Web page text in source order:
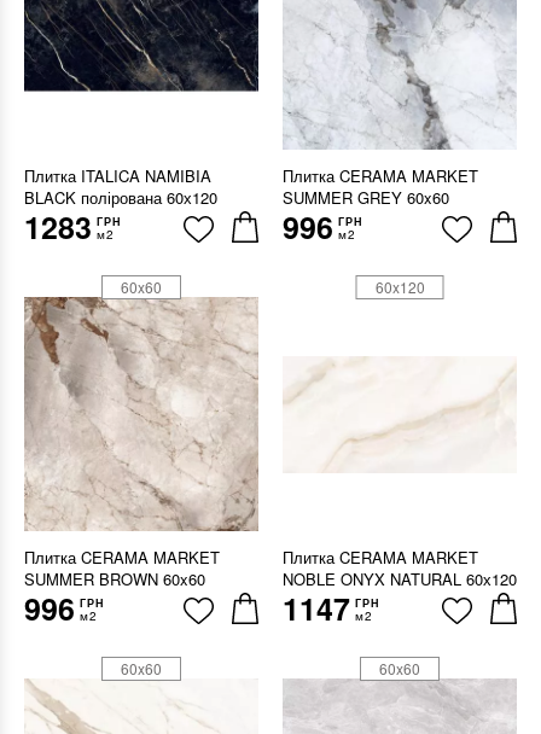
Плитка ITALICA NAMIBIA
BLACK полірована 60х120
1283 ГРН
м2
Плитка CERAMA MARKET
SUMMER GREY 60x60
996 ГРН
м2
Плитка CERAMA MARKET
SUMMER BROWN 60x60
996 ГРН
м2
60x60
Плитка CERAMA MARKET
NOBLE ONYX NATURAL 60х120
1147 ГРН
м2
60x120
60x60 60x60